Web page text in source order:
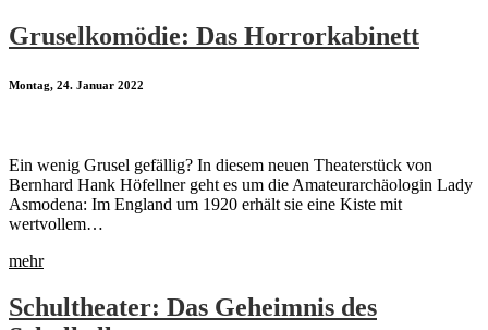
Gruselkomödie: Das Horrorkabinett
Montag, 24. Januar 2022
Ein wenig Grusel gefällig? In diesem neuen Theaterstück von
Bernhard Hank Höfellner geht es um die Amateurarchäologin Lady
Asmodena: Im England um 1920 erhält sie eine Kiste mit
wertvollem…
mehr
Schultheater: Das Geheimnis des